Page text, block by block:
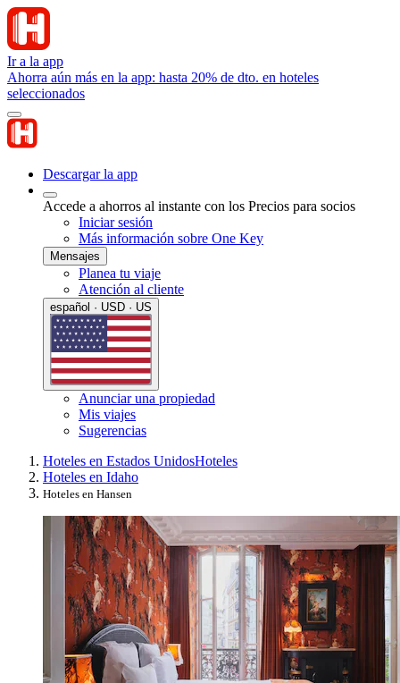
Ir a la app
Ahorra aún más en la app: hasta 20% de dto. en hoteles
seleccionados
Descargar la app
Accede a ahorros al instante con los Precios para socios
Iniciar sesión
Más información sobre One Key
Mensajes
Planea tu viaje
Atención al cliente
español · USD · US
Anunciar una propiedad
Mis viajes
Sugerencias
Hoteles en Estados UnidosHoteles
Hoteles en Idaho
Hoteles en Hansen